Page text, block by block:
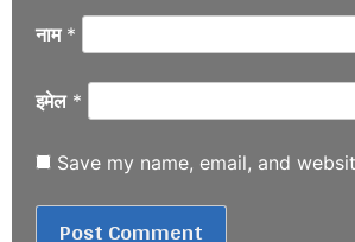
नाम *
इमेल *
Save my name, email, and